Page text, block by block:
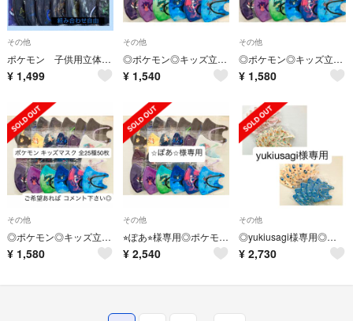
その他
ポケモン 子供用立体不織布マスク 新品未使用 個包装 50枚 便利 予備
¥ 1,499
その他
◎ポケモン◎キッズ立体マスク 全25種50枚
¥ 1,540
その他
◎ポケモン◎キッズ立体マスク 全25種50枚
¥ 1,580
その他
◎ポケモン◎キッズ立体マスク全25種50枚
¥ 1,580
その他
⭐︎ぽあ⭐︎様専用◎ポケモン◎9種類90枚
¥ 2,540
その他
◎yukiusagi様専用◎ピカブイ総柄キッズ立体マスク20枚
¥ 2,730